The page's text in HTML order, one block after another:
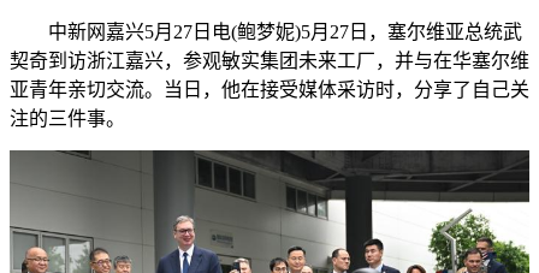
中新网嘉兴5月27日电(鲍梦妮)5月27日，塞尔维亚总统武
契奇到访浙江嘉兴，参观敏实集团未来工厂，并与在华塞尔维
亚青年亲切交流。当日，他在接受媒体采访时，分享了自己关
注的三件事。